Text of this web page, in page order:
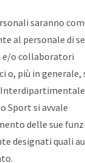
saranno
al personale di
e/o collaboratori
o, più in generale,
Sport si avvale
delle sue
designati quali